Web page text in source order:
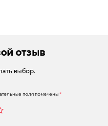
отзыв
выбор.
поля помечены*